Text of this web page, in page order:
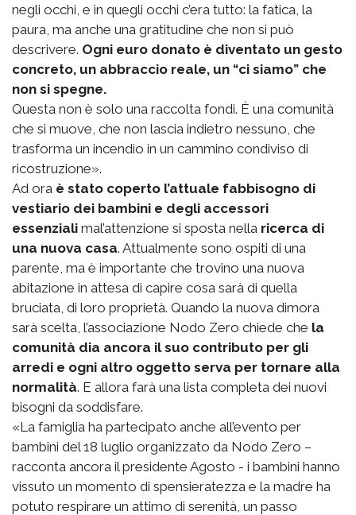
negli occhi, e in quegli occhi c’era tutto: la fatica, la
paura, ma anche una gratitudine che non si può
descrivere. Ogni euro donato è diventato un gesto
concreto, un abbraccio reale, un “ci siamo” che
non si spegne.
Questa non è solo una raccolta fondi. È una comunità
che si muove, che non lascia indietro nessuno, che
trasforma un incendio in un cammino condiviso di
ricostruzione».
Ad ora è stato coperto l’attuale fabbisogno di
vestiario dei bambini e degli accessori
essenziali mal’attenzione si sposta nella ricerca di
una nuova casa. Attualmente sono ospiti di una
parente, ma è importante che trovino una nuova
abitazione in attesa di capire cosa sarà di quella
bruciata, di loro proprietà. Quando la nuova dimora
sarà scelta, l’associazione Nodo Zero chiede che la
comunità dia ancora il suo contributo per gli
arredi e ogni altro oggetto serva per tornare alla
normalità. E allora farà una lista completa dei nuovi
bisogni da soddisfare.
«La famiglia ha partecipato anche all’evento per
bambini del 18 luglio organizzato da Nodo Zero –
racconta ancora il presidente Agosto - i bambini hanno
vissuto un momento di spensieratezza e la madre ha
potuto respirare un attimo di serenità, un passo